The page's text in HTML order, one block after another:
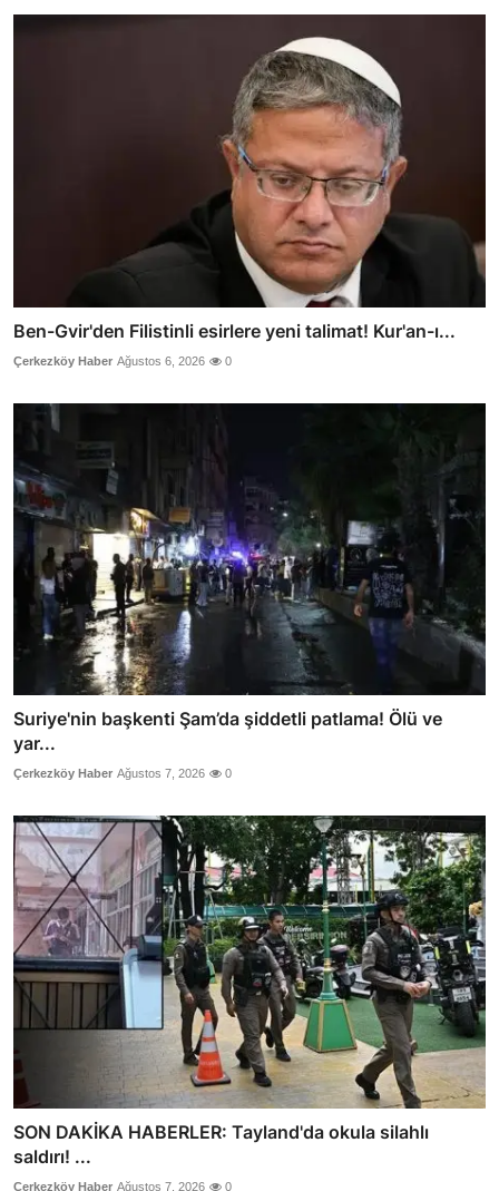
Ben-Gvir'den Filistinli esirlere yeni talimat! Kur'an-ı...
Çerkezköy Haber Ağustos 6, 2026 0
Suriye'nin başkenti Şam’da şiddetli patlama! Ölü ve
yar...
Çerkezköy Haber Ağustos 7, 2026 0
SON DAKİKA HABERLER: Tayland'da okula silahlı
saldırı! ...
Çerkezköy Haber Ağustos 7, 2026 0